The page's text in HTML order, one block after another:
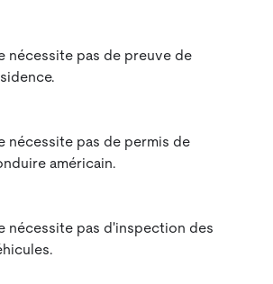
nécessite pas de preuve de
nécessite pas de permis de
américain.
nécessite pas d'inspection des